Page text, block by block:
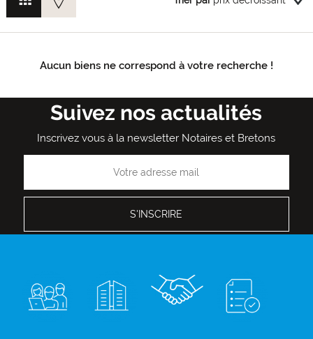
Aucun biens ne correspond à votre recherche !
Suivez nos actualités
Inscrivez vous à la newsletter Notaires et Bretons